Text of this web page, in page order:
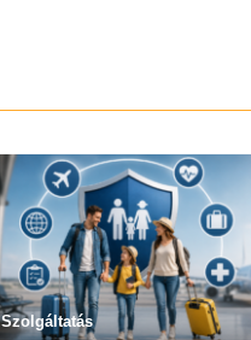
Szolgáltatás